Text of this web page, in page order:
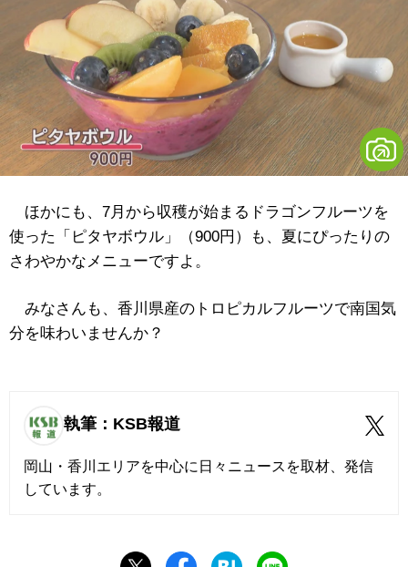
ほかにも、7月から収穫が始まるドラゴンフルーツを
使った「ピタヤボウル」（900円）も、夏にぴったりの
さわやかなメニューですよ。
みなさんも、香川県産のトロピカルフルーツで南国気
分を味わいませんか？
執筆：KSB報道
岡山・香川エリアを中心に日々ニュースを取材、発信
しています。